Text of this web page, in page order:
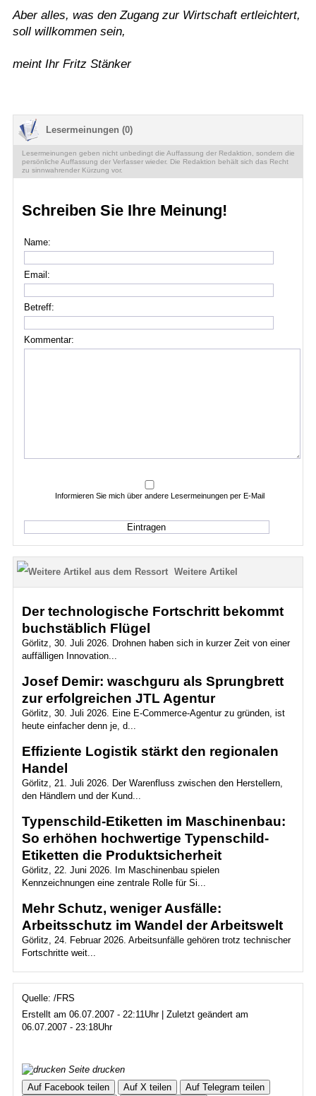
Aber alles, was den Zugang zur Wirtschaft ertleichtert,
soll willkommen sein,
meint Ihr Fritz Stänker
Lesermeinungen (0)
Lesermeinungen geben nicht unbedingt die Auffassung der Redaktion, sondern die
persönliche Auffassung der Verfasser wieder. Die Redaktion behält sich das Recht
zu sinnwahrender Kürzung vor.
Schreiben Sie Ihre Meinung!
Name:
Email:
Betreff:
Kommentar:
Informieren Sie mich über andere Lesermeinungen per E-Mail
Weitere Artikel
Der technologische Fortschritt bekommt
buchstäblich Flügel
Görlitz, 30. Juli 2026. Drohnen haben sich in kurzer Zeit von einer
auffälligen Innovation...
Josef Demir: waschguru als Sprungbrett
zur erfolgreichen JTL Agentur
Görlitz, 30. Juli 2026. Eine E-Commerce-Agentur zu gründen, ist
heute einfacher denn je, d...
Effiziente Logistik stärkt den regionalen
Handel
Görlitz, 21. Juli 2026. Der Warenfluss zwischen den Herstellern,
den Händlern und der Kund...
Typenschild-Etiketten im Maschinenbau:
So erhöhen hochwertige Typenschild-
Etiketten die Produktsicherheit
Görlitz, 22. Juni 2026. Im Maschinenbau spielen
Kennzeichnungen eine zentrale Rolle für Si...
Mehr Schutz, weniger Ausfälle:
Arbeitsschutz im Wandel der Arbeitswelt
Görlitz, 24. Februar 2026. Arbeitsunfälle gehören trotz technischer
Fortschritte weit...
Quelle: /FRS
Erstellt am 06.07.2007 - 22:11Uhr | Zuletzt geändert am
06.07.2007 - 23:18Uhr
Seite drucken
Auf Facebook teilen
Auf X teilen
Auf Telegram teilen